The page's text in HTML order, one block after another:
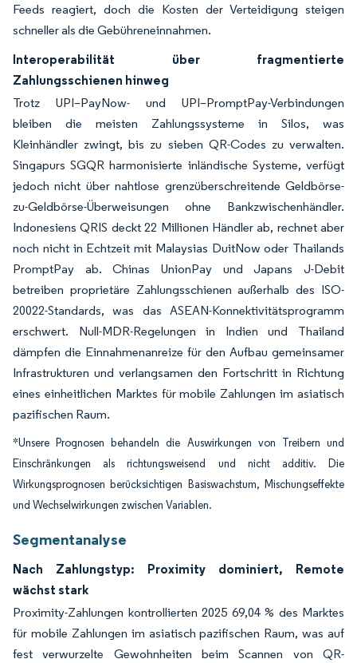
Feeds reagiert, doch die Kosten der Verteidigung steigen
schneller als die Gebühreneinnahmen.
Interoperabilität über fragmentierte
Zahlungsschienen hinweg
Trotz UPI–PayNow- und UPI–PromptPay-Verbindungen
bleiben die meisten Zahlungssysteme in Silos, was
Kleinhändler zwingt, bis zu sieben QR-Codes zu verwalten.
Singapurs SGQR harmonisierte inländische Systeme, verfügt
jedoch nicht über nahtlose grenzüberschreitende Geldbörse-
zu-Geldbörse-Überweisungen ohne Bankzwischenhändler.
Indonesiens QRIS deckt 22 Millionen Händler ab, rechnet aber
noch nicht in Echtzeit mit Malaysias DuitNow oder Thailands
PromptPay ab. Chinas UnionPay und Japans J-Debit
betreiben proprietäre Zahlungsschienen außerhalb des ISO-
20022-Standards, was das ASEAN-Konnektivitätsprogramm
erschwert. Null-MDR-Regelungen in Indien und Thailand
dämpfen die Einnahmenanreize für den Aufbau gemeinsamer
Infrastrukturen und verlangsamen den Fortschritt in Richtung
eines einheitlichen Marktes für mobile Zahlungen im asiatisch
pazifischen Raum.
*Unsere Prognosen behandeln die Auswirkungen von Treibern und
Einschränkungen als richtungsweisend und nicht additiv. Die
Wirkungsprognosen berücksichtigen Basiswachstum, Mischungseffekte
und Wechselwirkungen zwischen Variablen.
Segmentanalyse
Nach Zahlungstyp: Proximity dominiert, Remote
wächst stark
Proximity-Zahlungen kontrollierten 2025 69,04 % des Marktes
für mobile Zahlungen im asiatisch pazifischen Raum, was auf
fest verwurzelte Gewohnheiten beim Scannen von QR-